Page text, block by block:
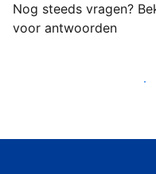
Nog steeds vragen?
voor antwoorden
Begin met het